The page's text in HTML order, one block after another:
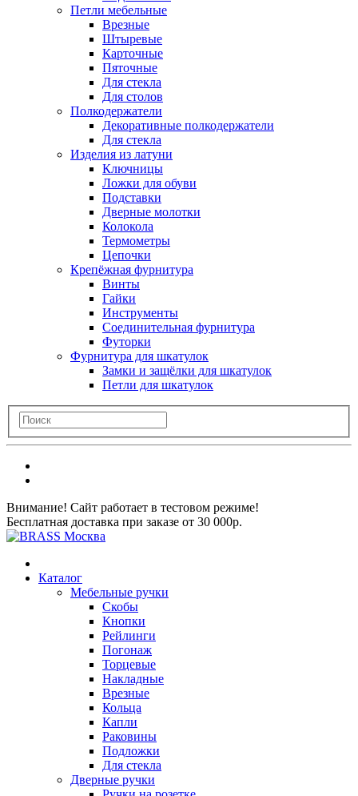
Петли мебельные
Врезные
Штыревые
Карточные
Пяточные
Для стекла
Для столов
Полкодержатели
Декоративные полкодержатели
Для стекла
Изделия из латуни
Ключницы
Ложки для обуви
Подставки
Дверные молотки
Колокола
Термометры
Цепочки
Крепёжная фурнитура
Винты
Гайки
Инструменты
Соединительная фурнитура
Футорки
Фурнитура для шкатулок
Замки и защёлки для шкатулок
Петли для шкатулок
Внимание! Сайт работает в тестовом режиме!
Бесплатная доставка при заказе от 30 000р.
Каталог
Мебельные ручки
Скобы
Кнопки
Рейлинги
Погонаж
Торцевые
Накладные
Врезные
Кольца
Капли
Раковины
Подложки
Для стекла
Дверные ручки